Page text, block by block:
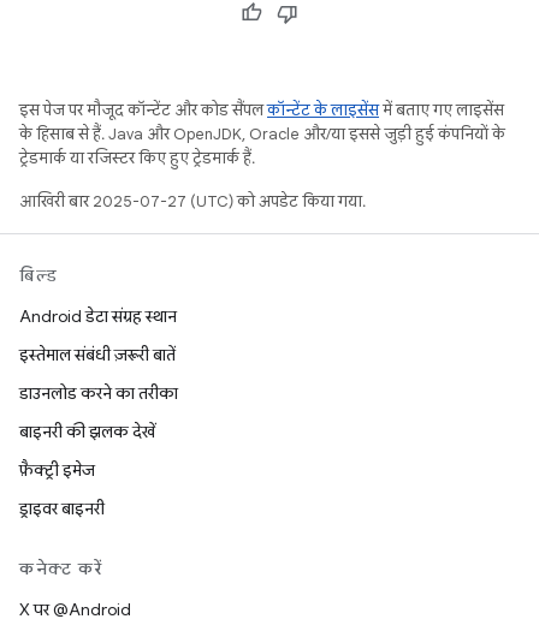
इस पेज पर मौजूद कॉन्टेंट और कोड सैंपलकॉन्टेंट के लाइसेंसमें बताए गए लाइसेंस
के हिसाब से हैं. Java और OpenJDK, Oracle और/या इससे जुड़ी हुई कंपनियों के
ट्रेडमार्क या रजिस्टर किए हुए ट्रेडमार्क हैं.
आखिरी बार 2025-07-27 (UTC) को अपडेट किया गया.
बिल्ड
Android डेटा संग्रह स्थान
इस्तेमाल संबंधी ज़रूरी बातें
डाउनलोड करने का तरीका
बाइनरी की झलक देखें
फ़ैक्ट्री इमेज
ड्राइवर बाइनरी
कनेक्ट करें
X पर @Android